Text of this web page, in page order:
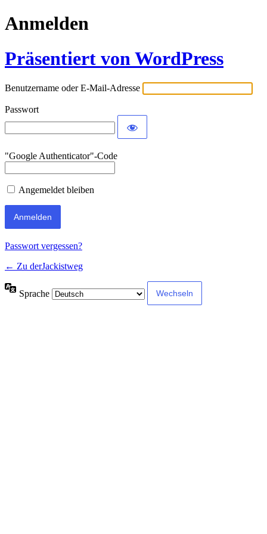
Anmelden
Präsentiert von WordPress
Benutzername oder E-Mail-Adresse
Passwort
"Google Authenticator"-Code
Angemeldet bleiben
Passwort vergessen?
← Zu derJackistweg
Sprache